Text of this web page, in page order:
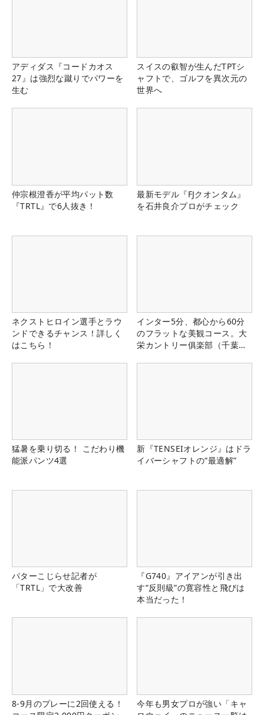
アディダス『コードカオス
27』は強烈な蹴りでパワーを
生む
スイスの叡智が生んだTPTシ
ャフトで、ゴルフを異次元の
世界へ
仲宗根澄香が平均パット数
『TRTL』で6人抜き！
最新モデル『FJクオンタム』
を石井良介プロがチェック
ネクストヒロイン選手とラウ
ンドできるチャンス！詳しく
はこちら！
インター5分、都心から60分
のフラットな美観コース。大
栄カントリー俱楽部（千葉
猛暑を乗り切る！ こだわり機
能派パンツ4選
新『TENSEIオレンジ』はドラ
イバーシャフトの“最適解”
パターこじらせ記者が
「TRTL」で大改善
『G740』アイアンが引き出
す“反則級”の寛容性と飛びは
本当だった！
8-9月のプレーに2回使える！
今年も男女プロが強い「キャ